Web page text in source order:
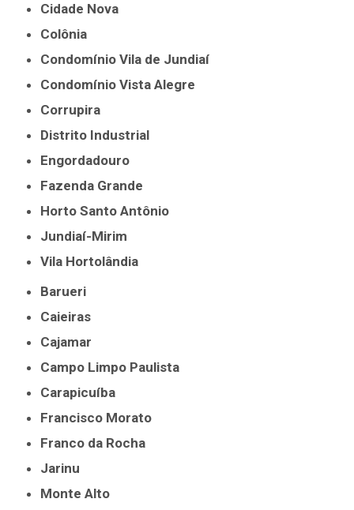
Cidade Nova
Colônia
Condomínio Vila de Jundiaí
Condomínio Vista Alegre
Corrupira
Distrito Industrial
Engordadouro
Fazenda Grande
Horto Santo Antônio
Jundiaí-Mirim
Vila Hortolândia
Barueri
Caieiras
Cajamar
Campo Limpo Paulista
Carapicuíba
Francisco Morato
Franco da Rocha
Jarinu
Monte Alto